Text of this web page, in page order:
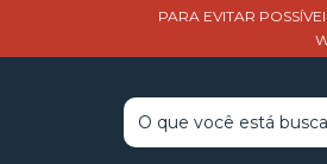
PARA EVITAR